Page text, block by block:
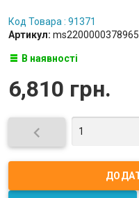
Код Товара : 91371
Артикул: ms2200000378965
В наявності
6,810 грн.
